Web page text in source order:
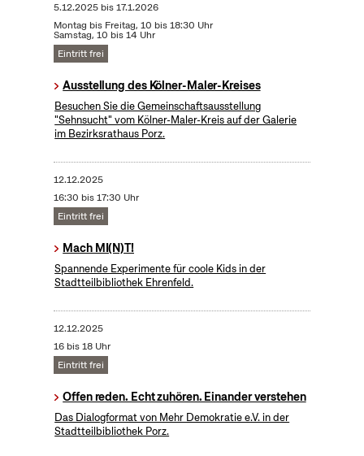
5.12.2025bis17.1.2026
Montag bis Freitag, 10 bis 18:30 Uhr
Samstag, 10 bis 14 Uhr
Eintritt frei
Ausstellung des Kölner-Maler-Kreises
Besuchen Sie die Gemeinschaftsausstellung
"Sehnsucht" vom Kölner-Maler-Kreis auf der Galerie
im Bezirksrathaus Porz.
12.12.2025
16:30 bis 17:30 Uhr
Eintritt frei
Mach MI(N)T!
Spannende Experimente für coole Kids in der
Stadtteilbibliothek Ehrenfeld.
12.12.2025
16 bis 18 Uhr
Eintritt frei
Offen reden. Echt zuhören. Einander verstehen
Das Dialogformat von Mehr Demokratie e.V. in der
Stadtteilbibliothek Porz.